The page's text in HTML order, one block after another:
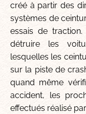
créé à partir des
systèmes de
essais de
détruire les
lesquelles les
sur la piste de
quand même
accident, les
effectués réalisé